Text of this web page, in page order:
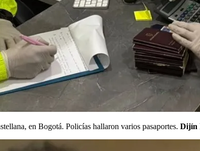
en Bogotá. Policías hallaron varios pasaportes. Dijín